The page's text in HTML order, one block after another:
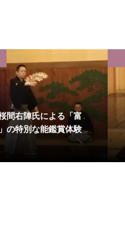
間右陣氏による「富
の特別な能鑑賞体験